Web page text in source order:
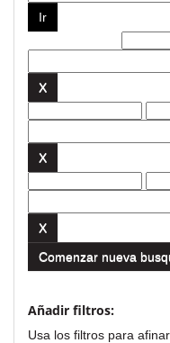
Comenzar nueva
Añadir filtros:
Usa los filtros para